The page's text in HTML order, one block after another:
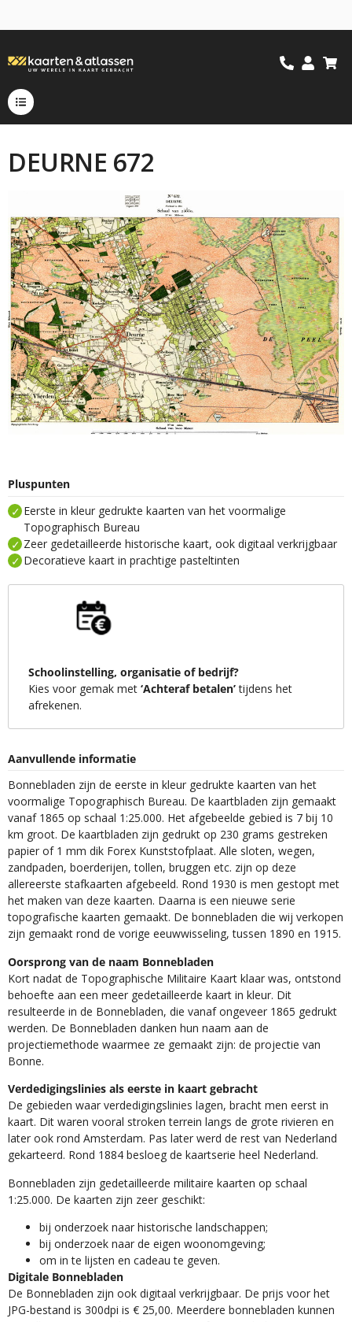
DEURNE 672
Pluspunten
Eerste in kleur gedrukte kaarten van het voormalige
Topographisch Bureau
Zeer gedetailleerde historische kaart, ook digitaal verkrijgbaar
Decoratieve kaart in prachtige pasteltinten
Schoolinstelling, organisatie of bedrijf?
Kies voor gemak met ‘Achteraf betalen’tijdens het
afrekenen.
Aanvullende informatie
Bonnebladen zijn de eerste in kleur gedrukte kaarten van het
voormalige Topographisch Bureau. De kaartbladen zijn gemaakt
vanaf 1865 op schaal 1:25.000. Het afgebeelde gebied is 7 bij 10
km groot. De kaartbladen zijn gedrukt op 230 grams gestreken
papier of 1 mm dik Forex Kunststofplaat. Alle sloten, wegen,
zandpaden, boerderijen, tollen, bruggen etc. zijn op deze
allereerste stafkaarten afgebeeld. Rond 1930 is men gestopt met
het maken van deze kaarten. Daarna is een nieuwe serie
topografische kaarten gemaakt. De bonnebladen die wij verkopen
zijn gemaakt rond de vorige eeuwwisseling, tussen 1890 en 1915.
Oorsprong van de naam Bonnebladen
Kort nadat de Topographische Militaire Kaart klaar was, ontstond
behoefte aan een meer gedetailleerde kaart in kleur. Dit
resulteerde in de Bonnebladen, die vanaf ongeveer 1865 gedrukt
werden. De Bonnebladen danken hun naam aan de
projectiemethode waarmee ze gemaakt zijn: de projectie van
Bonne.
Verdedigingslinies als eerste in kaart gebracht
De gebieden waar verdedigingslinies lagen, bracht men eerst in
kaart. Dit waren vooral stroken terrein langs de grote rivieren en
later ook rond Amsterdam. Pas later werd de rest van Nederland
gekarteerd. Rond 1884 besloeg de kaartserie heel Nederland.
Bonnebladen zijn gedetailleerde militaire kaarten op schaal
1:25.000. De kaarten zijn zeer geschikt:​
​bij onderzoek naar historische landschappen;
bij onderzoek naar de eigen woonomgeving;
om in te lijsten en cadeau te geven.
Digitale Bonnebladen
De Bonnebladen zijn ook digitaal verkrijgbaar. De prijs voor het
JPG-bestand is 300dpi is € 25,00. Meerdere bonnebladen kunnen